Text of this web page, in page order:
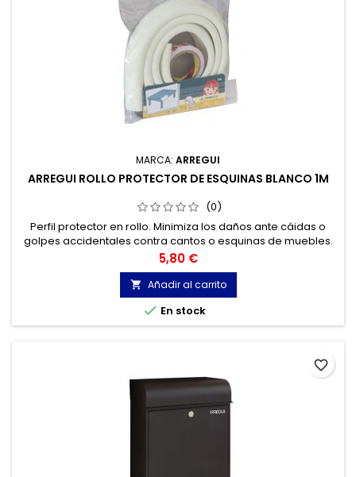
MARCA: ARREGUI
ARREGUI ROLLO PROTECTOR DE ESQUINAS BLANCO 1M
(0)
Perfil protector en rollo. Minimiza los daños ante cáidas o
golpes accidentales contra cantos o esquinas de muebles.
Precio
5,80 €
 Añadir al carrito
 En stock
favorite_border